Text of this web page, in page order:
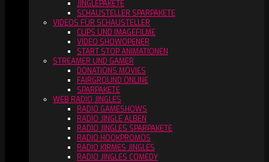
JINGLEPAKETE
SCHAUSTELLER SPARPAKETE
VIDEOS FÜR SCHAUSTELLER
CLIPS UND IMAGEFILME
VIDEO SHOWOPENER
START STOP ANIMATIONEN
STREAMER UND GAMER
DONATIONS MOVIES
FAIRGROUND ONLINE
SPARPAKETE
WEB RADIO JINGLES
RADIO GAMESHOWS
RADIO JINGLE ALBEN
RADIO JINGLES SPARPAKETE
RADIO HOOKPROMOS
RADIO KIRMES JINGLES
RADIO JINGLES COMEDY